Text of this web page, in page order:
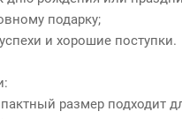
подарку;
и хорошие поступки.
размер подходит